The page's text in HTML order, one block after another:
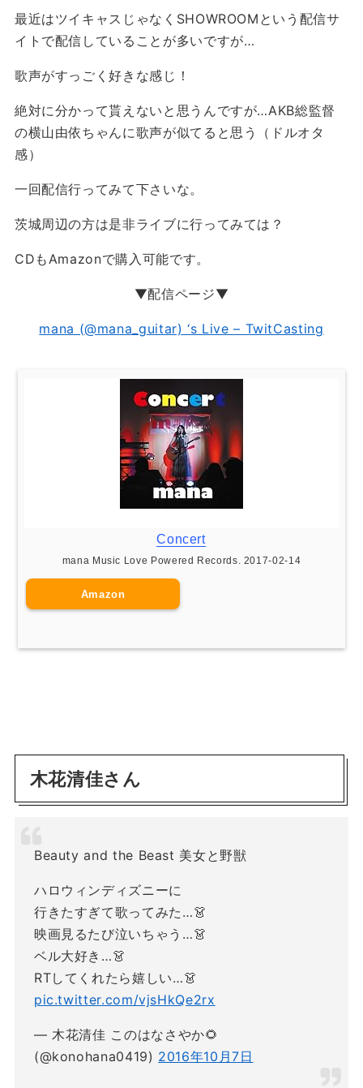
最近はツイキャスじゃなくSHOWROOMという配信サ
イトで配信していることが多いですが…
歌声がすっごく好きな感じ！
絶対に分かって貰えないと思うんですが…AKB総監督
の横山由依ちゃんに歌声が似てると思う（ドルオタ
感）
一回配信行ってみて下さいな。
茨城周辺の方は是非ライブに行ってみては？
CDもAmazonで購入可能です。
▼配信ページ▼
mana (@mana_guitar) ‘s Live – TwitCasting
Concert
mana Music Love Powered Records. 2017-02-14
Amazon
木花清佳さん
Beauty and the Beast 美女と野獣
ハロウィンディズニーに
行きたすぎて歌ってみた…👗
映画見るたび泣いちゃう…👗
ベル大好き…👗
RTしてくれたら嬉しい…👗
pic.twitter.com/vjsHkQe2rx
— 木花清佳 このはなさやか🌻
(@konohana0419) 2016年10月7日